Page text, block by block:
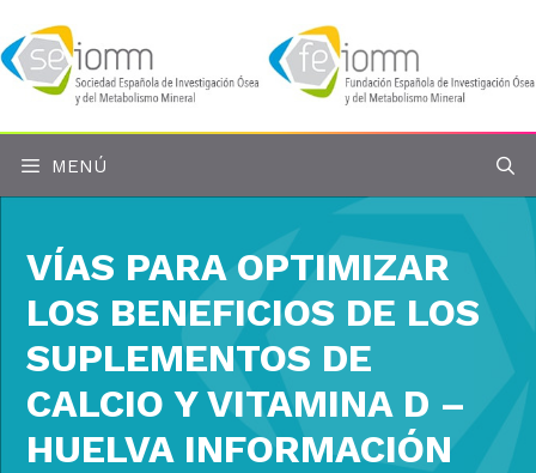
al
contenido
MENÚ
VÍAS PARA OPTIMIZAR
LOS BENEFICIOS DE LOS
SUPLEMENTOS DE
CALCIO Y VITAMINA D –
HUELVA INFORMACIÓN